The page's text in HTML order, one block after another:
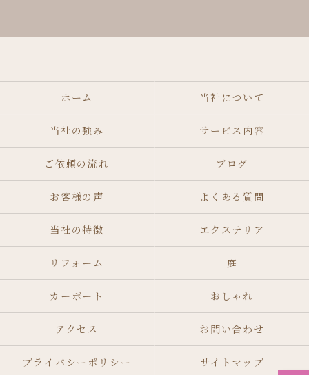
ホーム 当社について
当社の強み サービス内容
ご依頼の流れ ブログ
お客様の声 よくある質問
当社の特徴 エクステリア
リフォーム 庭
カーポート おしゃれ
アクセス お問い合わせ
プライバシーポリシー サイトマップ